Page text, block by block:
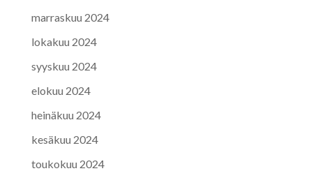
marraskuu 2024
lokakuu 2024
syyskuu 2024
elokuu 2024
heinäkuu 2024
kesäkuu 2024
toukokuu 2024